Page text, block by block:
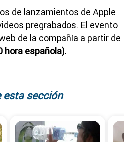
de lanzamientos de Apple
pregrabados. El evento
de la compañía a partir de
hora española).
esta sección